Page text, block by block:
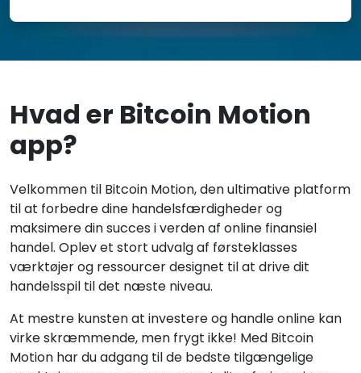
Hvad er Bitcoin Motion
app?
Velkommen til Bitcoin Motion, den ultimative platform
til at forbedre dine handelsfærdigheder og
maksimere din succes i verden af online finansiel
handel. Oplev et stort udvalg af førsteklasses
værktøjer og ressourcer designet til at drive dit
handelsspil til det næste niveau.
At mestre kunsten at investere og handle online kan
virke skræmmende, men frygt ikke! Med Bitcoin
Motion har du adgang til de bedste tilgængelige